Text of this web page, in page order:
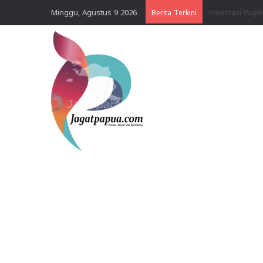
Minggu, Agustus 9 2026 Berita Terkini